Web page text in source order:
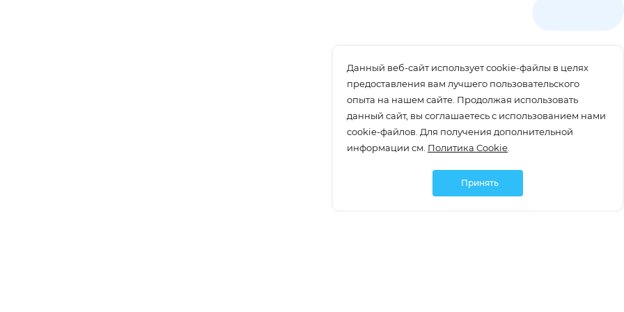
Данный веб-сайт использует cookie-файлы в целях
предоставления вам лучшего пользовательского
опыта на нашем сайте. Продолжая использовать
данный сайт, вы соглашаетесь с использованием нами
cookie-файлов. Для получения дополнительной
информации см. Политика Cookie
Принять